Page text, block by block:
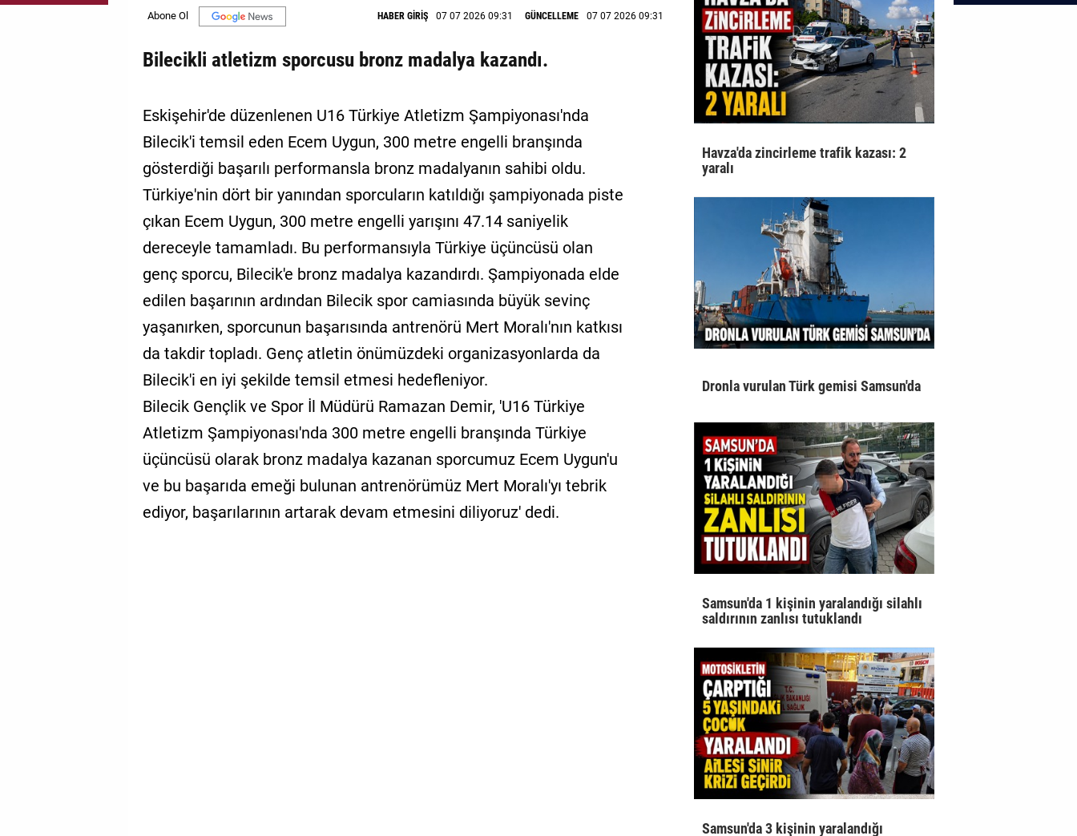
İletişim
HABER GİRİŞ 07 07 2026 09:31 GÜNCELLEME 07 07 2026 09:31
Bilecikli atletizm sporcusu bronz madalya kazandı.
Eskişehir'de düzenlenen U16 Türkiye Atletizm Şampiyonası'nda
Bilecik'i temsil eden Ecem Uygun, 300 metre engelli branşında
gösterdiği başarılı performansla bronz madalyanın sahibi oldu.
Türkiye'nin dört bir yanından sporcuların katıldığı şampiyonada piste
çıkan Ecem Uygun, 300 metre engelli yarışını 47.14 saniyelik
dereceyle tamamladı. Bu performansıyla Türkiye üçüncüsü olan
genç sporcu, Bilecik'e bronz madalya kazandırdı. Şampiyonada elde
edilen başarının ardından Bilecik spor camiasında büyük sevinç
yaşanırken, sporcunun başarısında antrenörü Mert Moralı'nın katkısı
da takdir topladı. Genç atletin önümüzdeki organizasyonlarda da
Bilecik'i en iyi şekilde temsil etmesi hedefleniyor.
Bilecik Gençlik ve Spor İl Müdürü Ramazan Demir, 'U16 Türkiye
Atletizm Şampiyonası'nda 300 metre engelli branşında Türkiye
üçüncüsü olarak bronz madalya kazanan sporcumuz Ecem Uygun'u
ve bu başarıda emeği bulunan antrenörümüz Mert Moralı'yı tebrik
ediyor, başarılarının artarak devam etmesini diliyoruz' dedi.
Havza'da zincirleme trafik kazası: 2
yaralı
Dronla vurulan Türk gemisi Samsun'da
Samsun'da 1 kişinin yaralandığı silahlı
saldırının zanlısı tutuklandı
Samsun'da 3 kişinin yaralandığı